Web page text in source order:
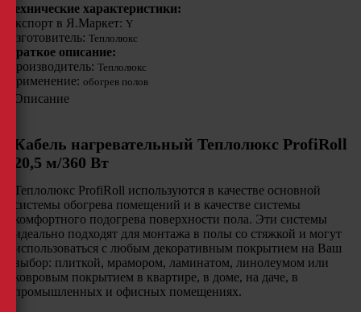
Технические характеристики:
Экспорт в Я.Маркет: Y
Изготовитель: Теплолюкс
Краткое описание:
Производитель: Теплолюкс
Применение: обогрев полов
Описание
Кабель нагревательный Теплолюкс ProfiRoll
20,5 м/360 Вт
Теплолюкс ProfiRoll используются в качестве основной
системы обогрева помещений и в качестве системы
комфортного подогрева поверхности пола. Эти системы
идеально подходят для монтажа в полы со стяжкой и могут
использоваться с любым декоративным покрытием на Ваш
выбор: плиткой, мрамором, ламинатом, линолеумом или
ковровым покрытием в квартире, в доме, на даче, в
промышленных и офисных помещениях.